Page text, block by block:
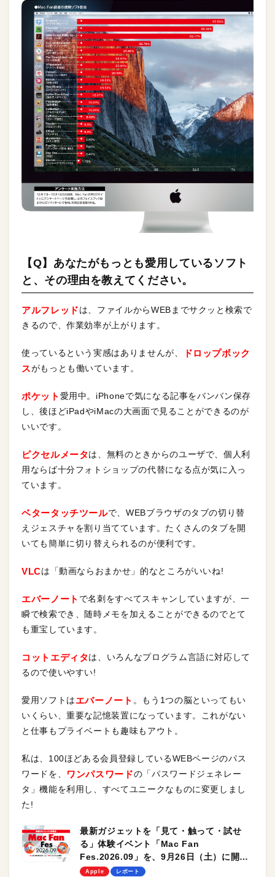
【Q】あなたがもっとも愛用しているソフト
と、その理由を教えてください。
アルフレッドは、ファイルからWEBまでサクッと検索で
きるので、作業効率が上がります。
使っているという実感はありませんが、
ドロップボック
スがもっとも働いています。
ポケット 愛用中。iPhoneで気になる記事をバンバン保存
し、後ほどiPadやiMacの大画面で見ることができるのが
いいです。
ピクセルメータは、無料のときからのユーザで、個人利
用ならば十分フォトショップの代替になる点が気に入っ
ています。
ベタータッチツールで、WEBブラウザのタブの切り替
えジェスチャを割り当てています。たくさんのタブを開
いても簡単に切り替えられるのが便利です。
VLCは「動画ならおまかせ」的なところがいいね!
エバーノート で名刺をすべてスキャンしていますが、一
瞬で検索でき、随時メモを加えることができるのでとて
も重宝しています。
コットエディタは、いろんなプログラム言語に対応して
るので使いやすい!
愛用ソフトはエバーノート 。もう1つの脳といってもい
いくらい、重要な記憶装置になっています。これがない
と仕事もプライベートも趣味もアウト。
私は、100ほどある会員登録しているWEBページのパス
ワードを、
ワンパスワードの「パスワードジェネレー
タ」機能を利用し、すべてユニークなものに変更しまし
た!
最新ガジェットを「見て・触って・試せ
る」体験イベント「Mac Fan
Fes.2026.09」を、9月26日（土）に開催
します！
Apple レポート